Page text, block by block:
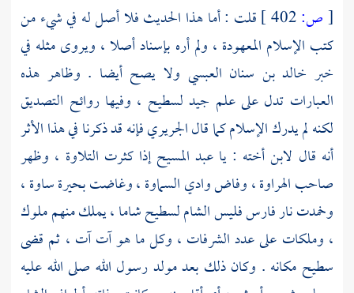
[ص:
قلت : أما هذا الحديث فلا أصل له في شيء من
كتب الإسلام المعهودة ، ولم أره بإسناد أصلا ، ويروى مثله في
خبر خالد بن سنان العبسي ولا يصح أيضا . وظاهر هذه
العبارات تدل على علم جيد لسطيح ، وفيها روائح التصديق
لكنه لم يدرك الإسلام كما قالالجريريفإنه قد ذكرنا في هذا الأثر
أنه قال لابن أخته : يا عبد المسيحإذا كثرت التلاوة ، وظهر
صاحب الهراوة ، وفاض وادي السماوة ، وغاضت بحيرة ساوة ،
وخمدت نارفارسفليسالشاملسطيحشاما ، يملك منهم ملوك
، وملكات على عدد الشرفات ، وكل ما هو آت آت ، ثم قضى
سطيح مكانه . وكان ذلك بعد مولد رسول الله صلى الله عليه